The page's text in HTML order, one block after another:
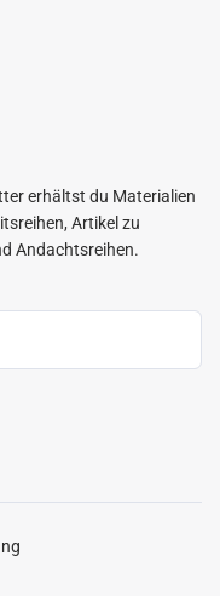
erhältst du Materialien
Artikel zu
Andachtsreihen.